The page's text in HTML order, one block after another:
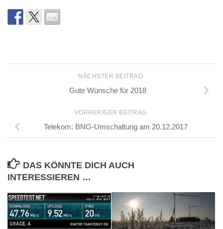
NÄCHSTER BEITRAG
Gute Wünsche für 2018
VORHERIGER BEITRAG
Telekom: BNG-Umschaltung am 20.12.2017
DAS KÖNNTE DICH AUCH
INTERESSIEREN …